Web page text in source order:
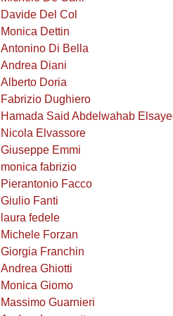
Davide Del Col
Monica Dettin
Antonino Di Bella
Andrea Diani
Alberto Doria
Fabrizio Dughiero
Hamada Said Abdelwahab
Nicola Elvassore
Giuseppe Emmi
monica fabrizio
Pierantonio Facco
Giulio Fanti
laura fedele
Michele Forzan
Giorgia Franchin
Andrea Ghiotti
Monica Giomo
Massimo Guarnieri